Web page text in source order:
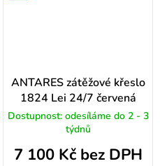
ANTARES zátěžové křeslo
1824 Lei 24/7 červená
Dostupnost: odesíláme do 2 - 3
týdnů
7 100 Kč bez DPH